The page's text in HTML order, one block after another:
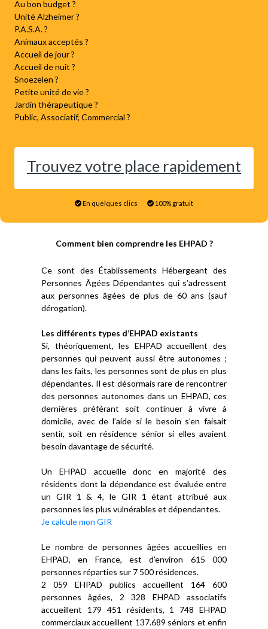
Au bon budget ?
Unité Alzheimer ?
P.A.S.A. ?
Animaux acceptés ?
Accueil de jour ?
Accueil de nuit ?
Snoezelen ?
Petite unité de vie ?
Jardin thérapeutique ?
Public, Associatif, Commercial ?
Trouvez votre place rapidement
En quelques clics 100% gratuit
Comment bien comprendre les EHPAD ?
Ce sont des Établissements Hébergeant des
Personnes Âgées Dépendantes qui s’adressent
aux personnes âgées de plus de 60 ans (sauf
dérogation).
Les différents types d’EHPAD existants
Si, théoriquement, les EHPAD accueillent des
personnes qui peuvent aussi être autonomes ;
dans les faits, les personnes sont de plus en plus
dépendantes. Il est désormais rare de rencontrer
des personnes autonomes dans un EHPAD, ces
dernières préférant soit continuer à vivre à
domicile, avec de l’aide si le besoin s’en faisait
sentir, soit en résidence sénior si elles avaient
besoin davantage de sécurité.
Un EHPAD accueille donc en majorité des
résidents dont la dépendance est évaluée entre
un GIR 1 & 4, le GIR 1 étant attribué aux
personnes les plus vulnérables et dépendantes.
Je calcule mon GIR
Le nombre de personnes âgées accueillies en
EHPAD, en France, est d’environ 615 000
personnes réparties sur 7 500 résidences.
2 059 EHPAD publics accueillent 164 600
personnes âgées, 2 328 EHPAD associatifs
accueillent 179 451 résidents, 1 748 EHPAD
commerciaux accueillent 137.689 séniors et enfin